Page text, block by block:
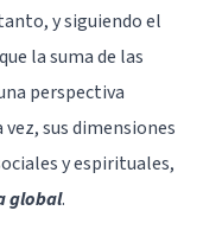
y siguiendo el
la suma de las
perspectiva
sus dimensiones
y espirituales,
global.